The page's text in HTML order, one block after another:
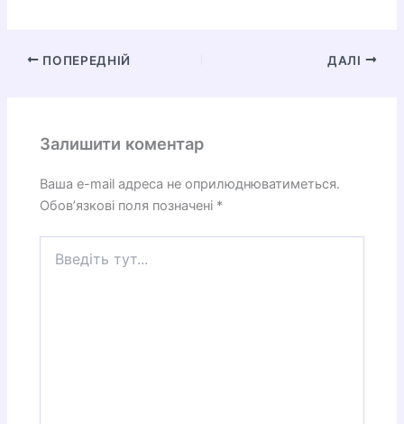
ПОПЕРЕДНІЙ ДАЛІ
Залишити коментар
Ваша e-mail адреса не оприлюднюватиметься.
Обов’язкові поля позначені *
тут...